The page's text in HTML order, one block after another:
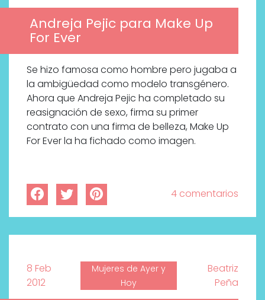
Andreja Pejic para Make Up
For Ever
Se hizo famosa como hombre pero jugaba a
la ambigüedad como modelo transgénero.
Ahora que Andreja Pejic ha completado su
reasignación de sexo, firma su primer
contrato con una firma de belleza, Make Up
For Ever la ha fichado como imagen.
4 comentarios
8 Feb
2012
Mujeres de Ayer y
Hoy
Beatriz
Peña